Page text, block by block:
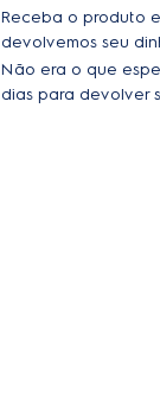
Receba o produto
devolvemos seu
Não era o que
dias para devolver